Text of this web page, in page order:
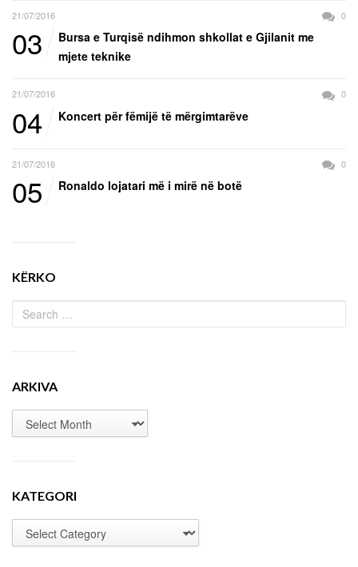
21/07/2016 0
03
Bursa e Turqisë ndihmon shkollat e Gjilanit me
mjete teknike
21/07/2016 0
04 Koncert për fëmijë të mërgimtarëve
21/07/2016 0
05 Ronaldo lojatari më i mirë në botë
KËRKO
ARKIVA
KATEGORI